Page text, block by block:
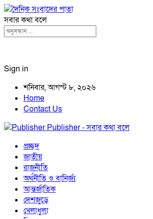
সবার কথা বলে
Sign in
শনিবার, আগস্ট ৮, ২০২৬
Home
Contact Us
Publisher - সবার কথা বলে
প্রচ্ছদ
জাতীয়
রাজনীতি
অর্থনীতি ও বানির্জ্য
আন্তর্জাতিক
দেশজুড়ে
খেলাধুলা